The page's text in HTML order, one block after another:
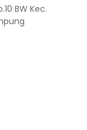
BW Kec.